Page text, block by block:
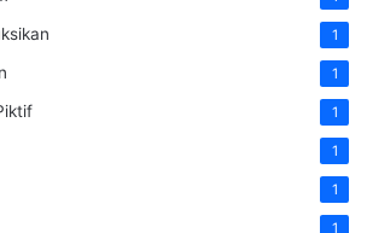
1
1
1
1
1
1